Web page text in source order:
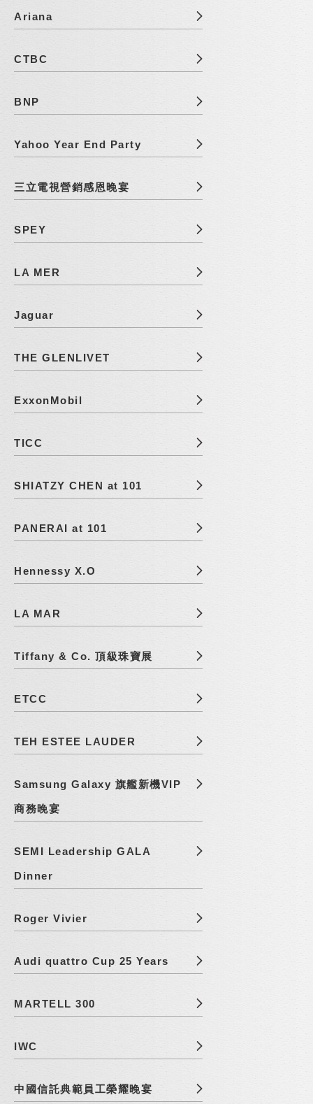
Ariana
CTBC
BNP
Yahoo Year End Party
三立電視營銷感恩晚宴
SPEY
LA MER
Jaguar
THE GLENLIVET
ExxonMobil
TICC
SHIATZY CHEN at 101
PANERAI at 101
Hennessy X.O
LA MAR
Tiffany & Co. 頂級珠寶展
ETCC
TEH ESTEE LAUDER
Samsung Galaxy 旗艦新機VIP
商務晚宴
SEMI Leadership GALA
Dinner
Roger Vivier
Audi quattro Cup 25 Years
MARTELL 300
IWC
中國信託典範員工榮耀晚宴